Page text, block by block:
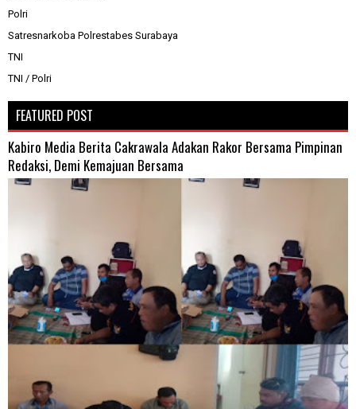
Polri
Satresnarkoba Polrestabes Surabaya
TNI
TNI / Polri
FEATURED POST
Kabiro Media Berita Cakrawala Adakan Rakor Bersama Pimpinan
Redaksi, Demi Kemajuan Bersama